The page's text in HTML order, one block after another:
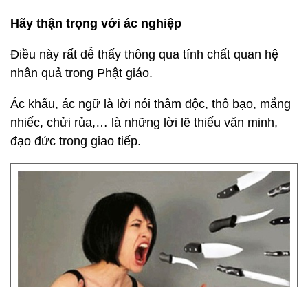
Hãy thận trọng với ác nghiệp
Điều này rất dễ thấy thông qua tính chất quan hệ
nhân quả trong Phật giáo.
Ác khẩu, ác ngữ là lời nói thâm độc, thô bạo, mắng
nhiếc, chửi rủa,… là những lời lẽ thiếu văn minh,
đạo đức trong giao tiếp.